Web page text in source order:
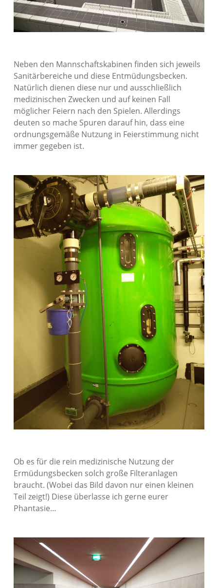
Neben den Mannschaftskabinen finden sich jeweils
Sanitärbereiche und diese Entmüdungsbecken.
Natürlich dienen diese nur und ausschließlich
medizinischen Zwecken und auf keinen Fall
möglicher Feiern nach den Spielen. Allerdings
deuten so mache Spuren darauf hin, dass eine
ordnungsgemäße Nutzung in Feierstimmung nicht
immer gegeben ist.
Ob es für die rein medizinische Nutzung der
Ermüdungsbecken solch große Filteranlagen
braucht. (Wobei das Bild davon nur einen kleinen
Teil zeigt!) Diese überlasse ich gerne eurer
Phantasie…